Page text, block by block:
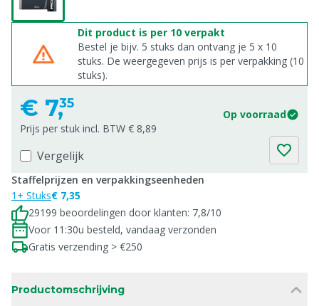
Dit product is per 10 verpakt
Bestel je bijv. 5 stuks dan ontvang je 5 x 10
stuks. De weergegeven prijs is per verpakking (10
stuks).
€ 7,35
Op voorraad
Prijs per stuk incl. BTW € 8,89
Vergelijk
Staffelprijzen en verpakkingseenheden
1+ Stuks€ 7,35
29199 beoordelingen door klanten: 7,8/10
Voor 11:30u besteld, vandaag verzonden
Gratis verzending > €250
Productomschrijving